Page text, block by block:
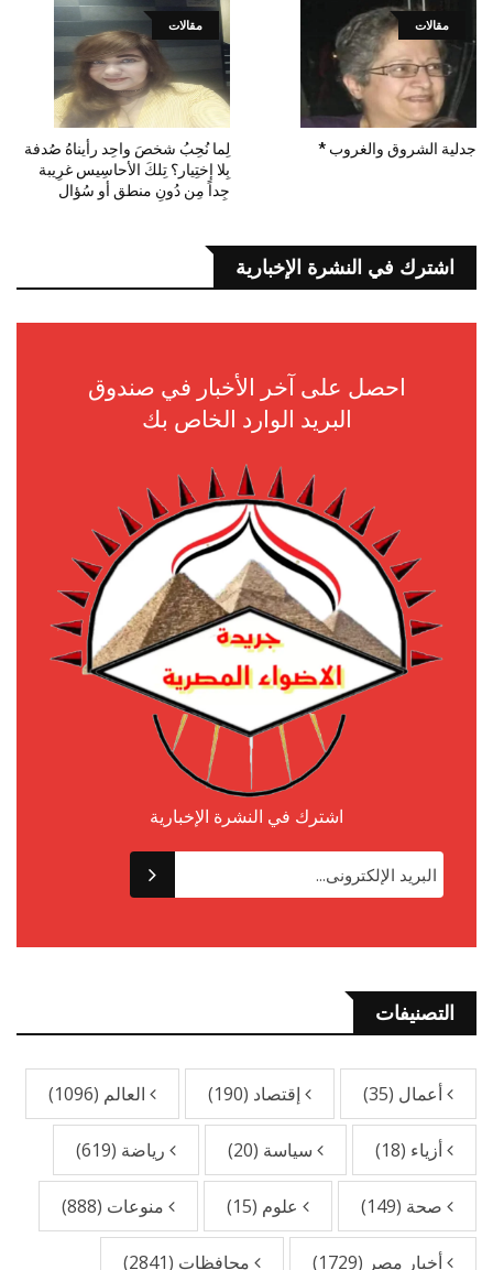
مقالات
جدلية الشروق والغروب *
مقالات
لِما نُحِبُ شخصَ واحِد رأيناهُ صُدفة
بِلا إختِيار؟ تِلكَ الأحاسِيس غرِيبة
جِداً مِن دُونِ منطق أو سُؤال
اشترك في النشرة الإخبارية
احصل على آخر الأخبار في صندوق
البريد الوارد الخاص بك
اشترك في النشرة الإخبارية
التصنيفات
أعمال (35) إقتصاد (190) العالم (1096)
أزياء (18) سياسة (20) رياضة (619)
صحة (149) علوم (15) منوعات (888)
أخبار مصر (1729) محافظات (2841)